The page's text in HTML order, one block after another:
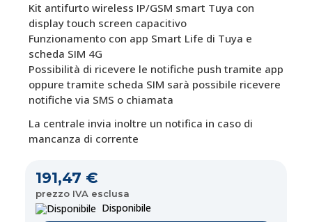
Kit antifurto wireless IP/GSM smart Tuya con
display touch screen capacitivo
Funzionamento con app Smart Life di Tuya e
scheda SIM 4G
Possibilità di ricevere le notifiche push tramite app
oppure tramite scheda SIM sarà possibile ricevere
notifiche via SMS o chiamata
La centrale invia inoltre un notifica in caso di
mancanza di corrente
191,47 €
prezzo IVA esclusa
Disponibile